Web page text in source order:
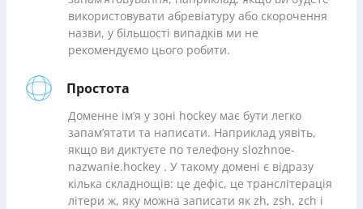
використовувати абревіатуру або скорочення
назви, у більшості випадків ми не
рекомендуємо цього робити.
Простота
Доменне ім’я у зоні hockey має бути легко
запам’ятати та написати. Наприклад уявіть,
якщо ви диктуєте по телефону slozhnoe-
nazwanie.hockey . У такому домені є відразу
кілька складнощів: це дефіс, це транслітерація
літери ж, яку можна записати як zh, zsh, zch і